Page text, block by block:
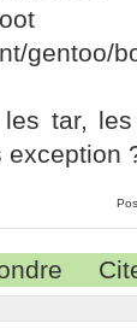
gentoo/
tar,
exception